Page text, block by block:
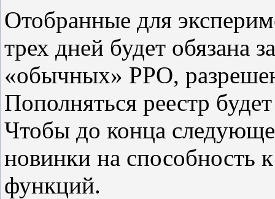
Отобранные для
трех дней будет обязана
«обычных» РРО,
Пополняться реестр
Чтобы до конца
новинки на способность
функций.